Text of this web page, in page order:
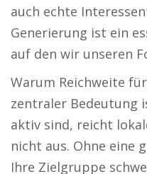
auch echte
Generierung ist ein
auf den wir unseren
Warum Reichweite
zentraler Bedeutung
aktiv sind, reicht
nicht aus. Ohne eine
Ihre Zielgruppe